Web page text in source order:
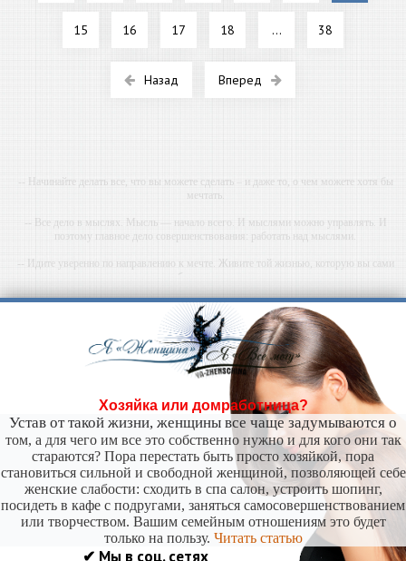
Назад
15 16 17 18 ... 38
Вперед
-- Начинайте делать все, что вы можете сделать – и даже то, о чем можете хотя бы
мечтать.
-- Все дело в мыслях. Мысль — начало всего. И мыслями можно управлять. И
поэтому главное дело совершенствования: работать над мыслями.
-- Идите уверенно по направлению к мечте. Живите той жизнью, которую вы сами
себе придумали.
-- Самое большое богатство — это ум. Самая большая нищета — глупость. Из всех
страхов самый пугающий — самолюбование.
-- Лучшее, что можно сделать с хорошим советом, это пропустить его мимо ушей. Он
никогда не бывает полезен никому, кроме того, кто его дал.
-- Люблю давать советы и очень не люблю, когда их дают мне.
Хозяйка или домработница?
Устав от такой жизни, женщины все чаще задумываются о
том, а для чего им все это собственно нужно и для кого они так
стараются? Пора перестать быть просто хозяйкой, пора
становиться сильной и свободной женщиной, позволяющей себе
женские слабости: сходить в спа салон, устроить шопинг,
посидеть в кафе с подругами, заняться самосовершенствованием
или творчеством. Вашим семейным отношениям это будет
только на пользу. Читать статью
✔ Мы в соц. сетях